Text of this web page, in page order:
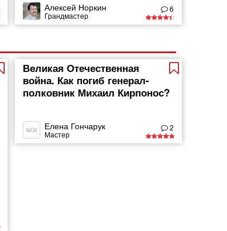
Алексей Норкин
Грандмастер
6
Великая Отечественная
война. Как погиб генерал-
полковник Михаил Кирпонос?
Елена Гончарук
Мастер
2